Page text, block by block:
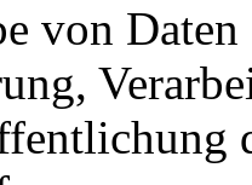
von Daten